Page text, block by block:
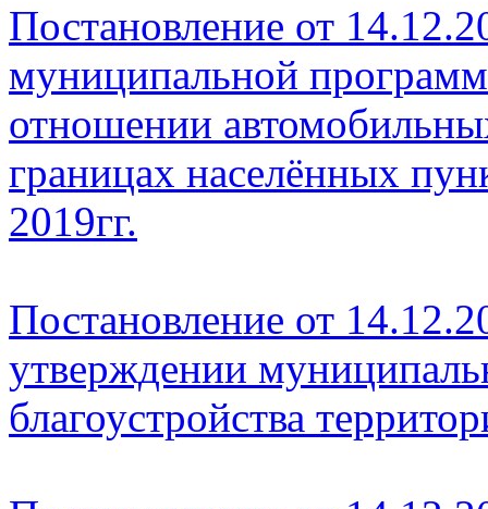
Постановление от
муниципальной
отношении
границах населённых
2019гг.
Постановление от
утверждении
благоустройства